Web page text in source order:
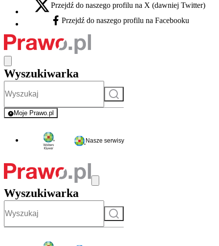
X - otwiera się w nowej karcie
Przejdź do naszego profilu na X (dawniej Twitter)
Facebook - otwiera się w nowej karcie
Przejdź do naszego profilu na Facebooku
Wyszukiwarka
Szukaj
Moje Prawo.pl
- rejestracja i logowanie do serwisu
Nasze serwisy
Wyszukiwarka
Szukaj